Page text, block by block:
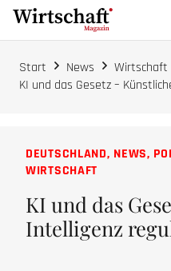
Start News Wirtschaft
KI und das Gesetz –
DEUTSCHLAND, NEWS,
WIRTSCHAFT
KI und das
Intelligenz